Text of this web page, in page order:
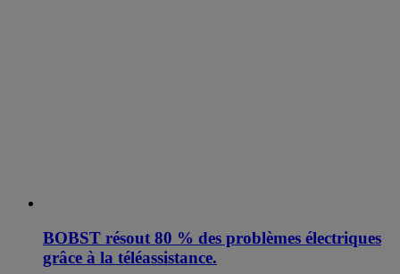
BOBST résout 80 % des problèmes électriques
grâce à la téléassistance.